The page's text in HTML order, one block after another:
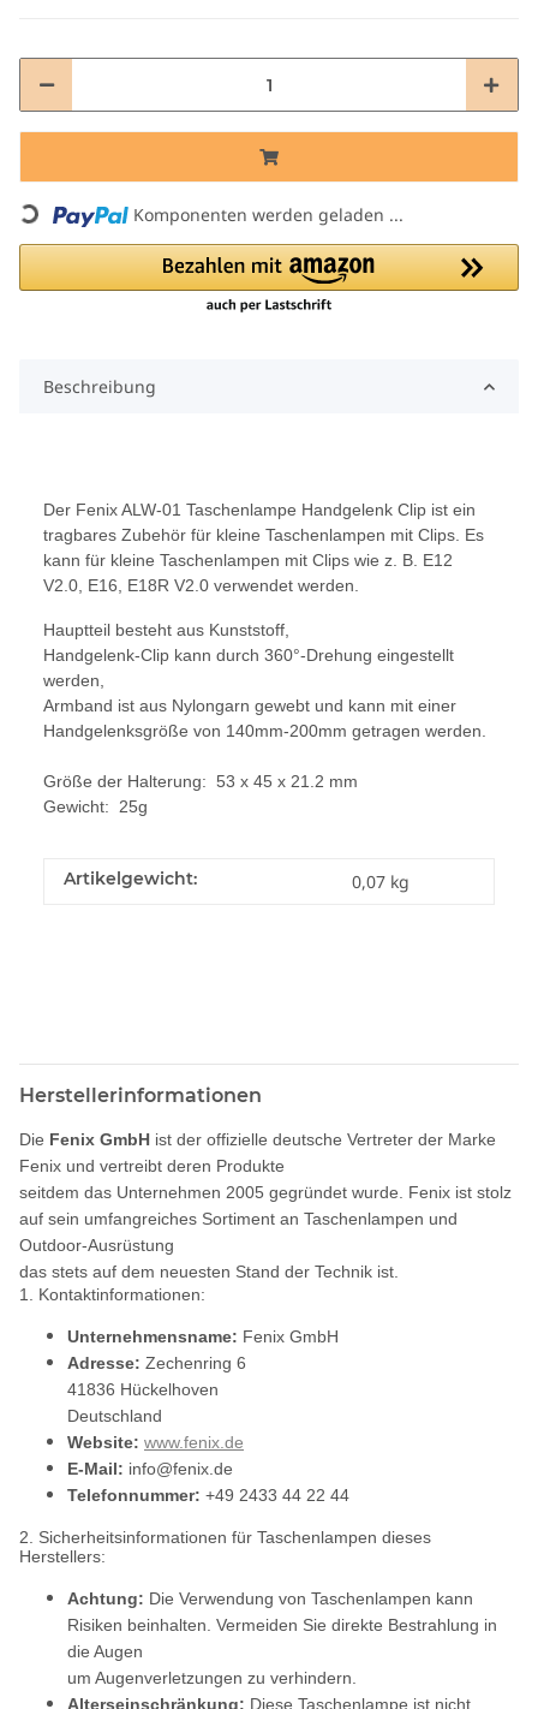
Loading... Komponenten werden geladen ...
Beschreibung
Der Fenix ALW-01 Taschenlampe Handgelenk Clip ist ein
tragbares Zubehör für kleine Taschenlampen mit Clips. Es
kann für kleine Taschenlampen mit Clips wie z. B. E12
V2.0, E16, E18R V2.0 verwendet werden.
Hauptteil besteht aus Kunststoff,
Handgelenk-Clip kann durch 360°-Drehung eingestellt
werden,
Armband ist aus Nylongarn gewebt und kann mit einer
Handgelenksgröße von 140mm-200mm getragen werden.
Größe der Halterung: 53 x 45 x 21.2 mm
Gewicht: 25g
Artikelgewicht: 0,07 kg
Herstellerinformationen
Die Fenix GmbH ist der offizielle deutsche Vertreter der Marke
Fenix und vertreibt deren Produkte
seitdem das Unternehmen 2005 gegründet wurde. Fenix ist stolz
auf sein umfangreiches Sortiment an Taschenlampen und
Outdoor-Ausrüstung
das stets auf dem neuesten Stand der Technik ist.
1. Kontaktinformationen:
Unternehmensname: Fenix GmbH
Adresse: Zechenring 6
41836 Hückelhoven
Deutschland
Website: www.fenix.de
E-Mail: info@fenix.de
Telefonnummer: +49 2433 44 22 44
2. Sicherheitsinformationen für Taschenlampen dieses
Herstellers:
Achtung: Die Verwendung von Taschenlampen kann
Risiken beinhalten. Vermeiden Sie direkte Bestrahlung in
die Augen
um Augenverletzungen zu verhindern.
Alterseinschränkung: Diese Taschenlampe ist nicht